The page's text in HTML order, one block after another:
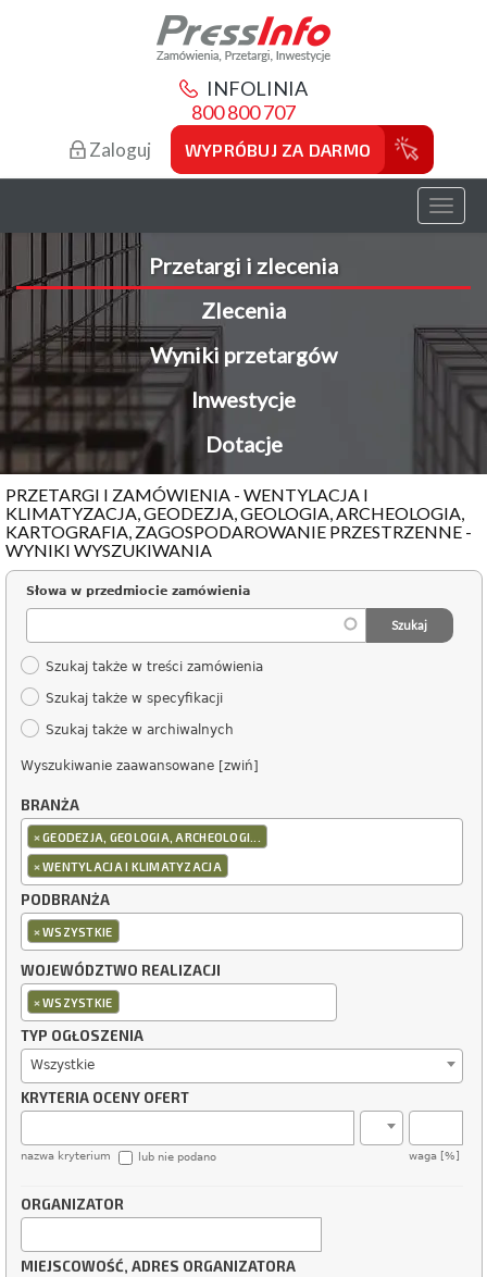
INFOLINIA
800 800 707
Zaloguj WYPRÓBUJ ZA DARMO
Toggle
Przetargi i zlecenia
Zlecenia
Wyniki przetargów
Inwestycje
Dotacje
PRZETARGI I ZAMÓWIENIA - WENTYLACJA I
KLIMATYZACJA, GEODEZJA, GEOLOGIA, ARCHEOLOGIA,
KARTOGRAFIA, ZAGOSPODAROWANIE PRZESTRZENNE -
WYNIKI WYSZUKIWANIA
Słowa w przedmiocie zamówienia
Szukaj także w treści zamówienia
Szukaj także w specyfikacji
Szukaj także w archiwalnych
Wyszukiwanie zaawansowane [zwiń]
BRANŻA
×GEODEZJA, GEOLOGIA, ARCHEOLOGI...
×WENTYLACJA I KLIMATYZACJA
PODBRANŻA
×WSZYSTKIE
WOJEWÓDZTWO REALIZACJI
×WSZYSTKIE
TYP OGŁOSZENIA
Wszystkie
KRYTERIA OCENY OFERT
nazwa kryterium waga [%]
lub nie podano
ORGANIZATOR
MIEJSCOWOŚĆ, ADRES ORGANIZATORA